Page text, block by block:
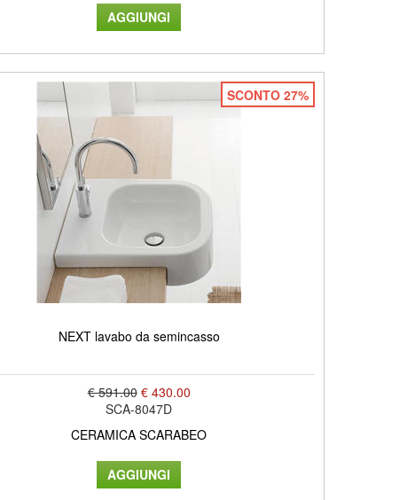
SCONTO 27%
NEXT lavabo da semincasso
€ 591.00 € 430.00
SCA-8047D
CERAMICA SCARABEO